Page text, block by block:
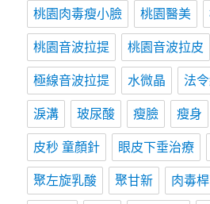
桃園肉毒瘦小臉 桃園醫美
桃園音波拉提 桃園音波拉皮
極線音波拉提 水微晶 法
淚溝 玻尿酸 瘦臉 瘦身
皮秒 童顏針 眼皮下垂治療
聚左旋乳酸 聚甘新 肉毒